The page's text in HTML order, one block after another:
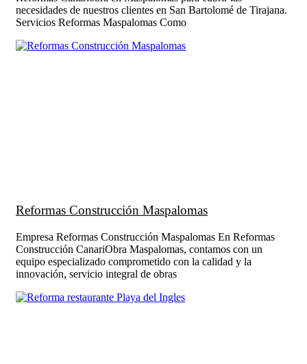
necesidades de nuestros clientes en San Bartolomé de Tirajana.
Servicios Reformas Maspalomas Como
Reformas Construcción Maspalomas
Empresa Reformas Construcción Maspalomas En Reformas
Construcción CanariObra Maspalomas, contamos con un
equipo especializado comprometido con la calidad y la
innovación, servicio integral de obras